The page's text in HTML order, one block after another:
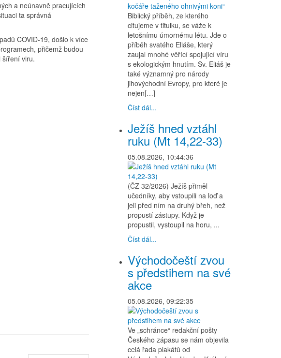
a neúnavně pracujících
ta správná
COVID-19, došlo k více
přičemž budou
šíření viru.
Biblický příběh, ze kterého
citujeme v titulku, se váže k
letošnímu úmornému létu. Jde o
příběh svatého Eliáše, který
zaujal mnohé věřící spojující víru
s ekologickým hnutím. Sv. Eliáš je
také významný pro národy
jihovýchodní Evropy, pro které je
nejen[…]
Číst dál...
Ježíš hned vztáhl
ruku (Mt 14,22-33)
05.08.2026, 10:44:36
(ČZ 32/2026) Ježíš přiměl
učedníky, aby vstoupili na loď a
jeli před ním na druhý břeh, než
propustí zástupy. Když je
propustil, vystoupil na horu, ...
Číst dál...
Východočeští zvou
s předstihem na své
akce
05.08.2026, 09:22:35
Ve „schránce“ redakční pošty
Českého zápasu se nám objevila
celá řada plakátů od